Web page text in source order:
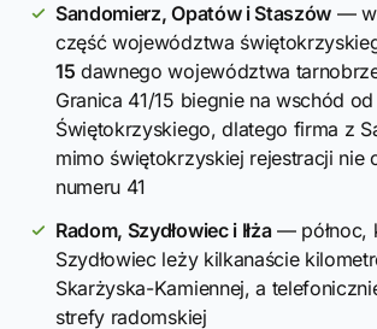
Sandomierz, Opatów i Staszów —
część województwa
15 dawnego województwa
Granica 41/15 biegnie na wschód
Świętokrzyskiego, dlatego firma z
mimo świętokrzyskiej rejestracji nie
numeru 41
Radom, Szydłowiec i Iłża— północ,
Szydłowiec leży kilkanaście
Skarżyska-Kamiennej, a
strefy radomskiej